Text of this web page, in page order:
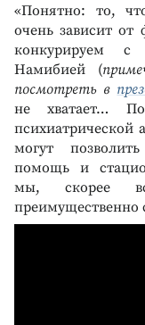
«Понятно: то,
очень зависит
конкурируем с
Намибией (
посмотреть в
не хватает…
психиатрической
могут
помощь и
мы, скорее